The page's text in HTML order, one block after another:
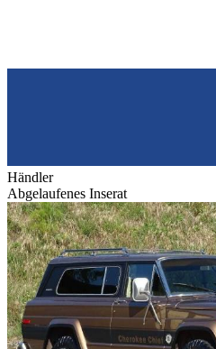
Händler
Abgelaufenes Inserat